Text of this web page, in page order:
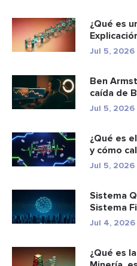
¿Qué es
Jul 5, 2026
Ben
caída de
Jul 5, 2026
¿Qué es
y cómo
Jul 5, 2026
Sistema
Sistema
Jul 4, 2026
¿Qué es